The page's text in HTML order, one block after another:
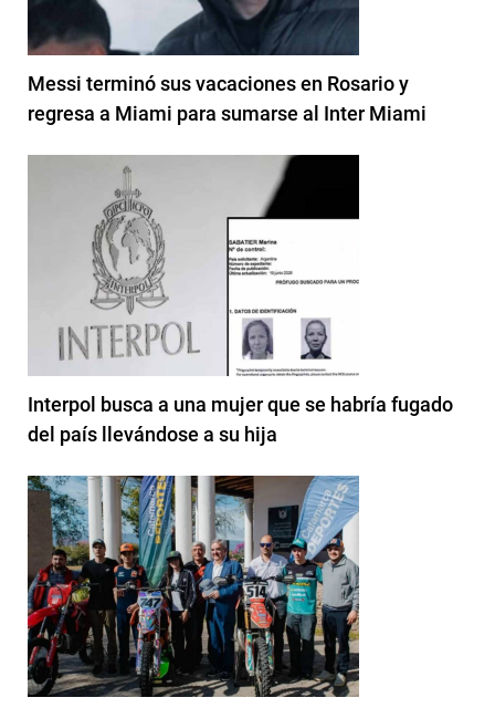
Messi terminó sus vacaciones en Rosario y
regresa a Miami para sumarse al Inter Miami
Interpol busca a una mujer que se habría fugado
del país llevándose a su hija